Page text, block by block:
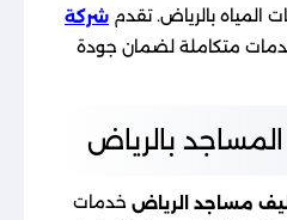
المياه بالرياض. تقدم شركة
متكاملة لضمان جودة
بالرياض
مساجد الرياض خدمات